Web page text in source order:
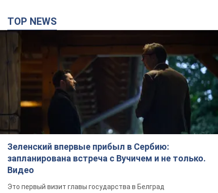
TOP NEWS
Зеленский впервые прибыл в Сербию:
запланирована встреча с Вучичем и не только.
Видео
Это первый визит главы государства в Белград